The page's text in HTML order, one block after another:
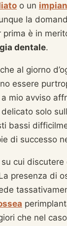
o un
la
prima è in
dentale.
al giorno
essere
mio avviso
solo
bassi
di successo
cui discutere
presenza di
che nel